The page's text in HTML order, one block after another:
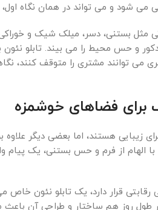
شود و می تواند در همان نگاه
بستنی، دسر، میلک شیک و
دکور و حس محیط را می بیند. تابلو
می توانند مشتری را متوقف
فضاهای خوشمزه
زیبایی هستند، اما بعضی دیگر
با الهام از فرم و حس بستنی، یک
رقابتی قرار دارد، یک تابلو نئون
طول روز هم ساختار و طراحی آن